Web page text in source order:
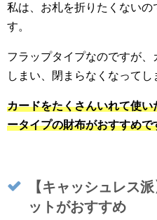
私は、お札を折りたくないの
す。
フラップタイプなのですが
しまい、閉まらなくなってし
カードをたくさんいれて使
ータイプの財布がおすすめで
【キャッシュレス
ットがおすすめ